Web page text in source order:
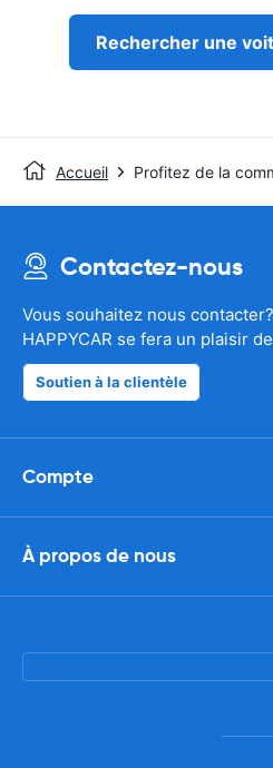
Rechercher une
Accueil Profitez de la
Contactez-nous
Vous souhaitez nous
HAPPYCAR se fera un plaisir
Soutien à la clientèle
Compte
À propos de nous